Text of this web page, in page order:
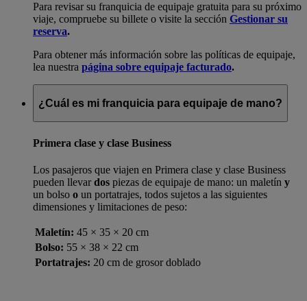
Para revisar su franquicia de equipaje gratuita para su próximo
viaje, compruebe su billete o visite la sección Gestionar su
reserva.
Para obtener más información sobre las políticas de equipaje,
lea nuestra página sobre equipaje facturado.
¿Cuál es mi franquicia para equipaje de mano?
Primera clase y clase Business
Los pasajeros que viajen en Primera clase y clase Business
pueden llevardos piezas de equipaje de mano: un maletín y
un bolso o un portatrajes, todos sujetos a las siguientes
dimensiones y limitaciones de peso:
Maletín: 45 × 35 × 20 cm
Bolso: 55 × 38 × 22 cm
Portatrajes: 20 cm de grosor doblado